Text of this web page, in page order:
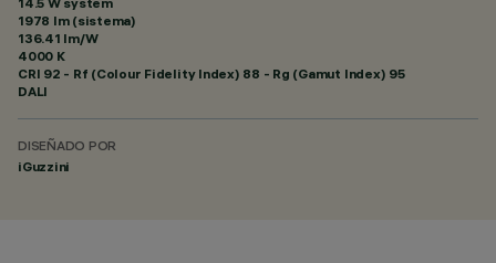
1978 lm (sistema)
136.41 lm/W
4000 K
CRI 92 - Rf (Colour Fidelity Index) 88 - Rg (Gamut Index) 95
DALI
DISEÑADO POR
iGuzzini